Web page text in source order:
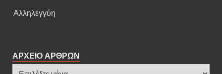
Αλληλεγγύη
ΑΡΧΕΙΟ ΑΡΘΡΩΝ